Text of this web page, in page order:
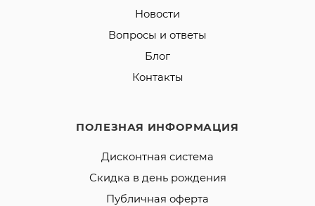
Новости
Вопросы и ответы
Блог
Контакты
ПОЛЕЗНАЯ ИНФОРМАЦИЯ
Дисконтная система
Скидка в день рождения
Публичная оферта